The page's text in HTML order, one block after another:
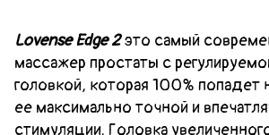
Lovense Edge 2это самый
массажер простаты с
головкой, которая 100% попадет
ее максимально точной и
стимуляции. Головка